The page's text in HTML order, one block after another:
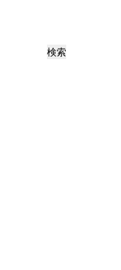
検索